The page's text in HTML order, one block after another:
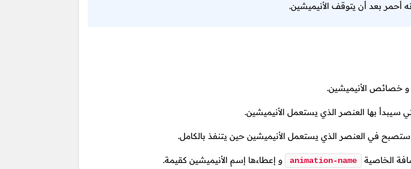
أحمر بعد أن يتوقف الأنيميشين.
خصائص الأنيميشين.
سيبدأ بها العنصر الذي يستعمل الأنيميشين.
في العنصر الذي يستعمل الأنيميشين حين يتنفذ بالكامل.
الخاصية animation-name و إعطاءها إسم الأنيميشين كقيمة.